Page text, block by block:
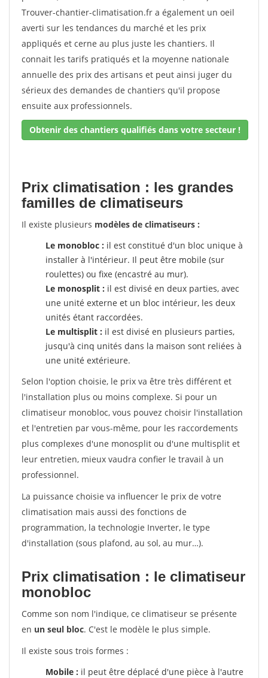
Trouver-chantier-climatisation.fr a également un oeil
averti sur les tendances du marché et les prix
appliqués et cerne au plus juste les chantiers. Il
connait les tarifs pratiqués et la moyenne nationale
annuelle des prix des artisans et peut ainsi juger du
sérieux des demandes de chantiers qu'il propose
ensuite aux professionnels.
Obtenir des chantiers qualifiés dans votre secteur !
Prix climatisation : les grandes
familles de climatiseurs
Il existe plusieurs modèles de climatiseurs :
Le monobloc : il est constitué d'un bloc unique à
installer à l'intérieur. Il peut être mobile (sur
roulettes) ou fixe (encastré au mur).
Le monosplit : il est divisé en deux parties, avec
une unité externe et un bloc intérieur, les deux
unités étant raccordées.
Le multisplit : il est divisé en plusieurs parties,
jusqu'à cinq unités dans la maison sont reliées à
une unité extérieure.
Selon l'option choisie, le prix va être très différent et
l'installation plus ou moins complexe. Si pour un
climatiseur monobloc, vous pouvez choisir l'installation
et l'entretien par vous-même, pour les raccordements
plus complexes d'une monosplit ou d'une multisplit et
leur entretien, mieux vaudra confier le travail à un
professionnel.
La puissance choisie va influencer le prix de votre
climatisation mais aussi des fonctions de
programmation, la technologie Inverter, le type
d'installation (sous plafond, au sol, au mur…).
Prix climatisation : le climatiseur
monobloc
Comme son nom l'indique, ce climatiseur se présente
en un seul bloc. C'est le modèle le plus simple.
Il existe sous trois formes :
Mobile : il peut être déplacé d'une pièce à l'autre